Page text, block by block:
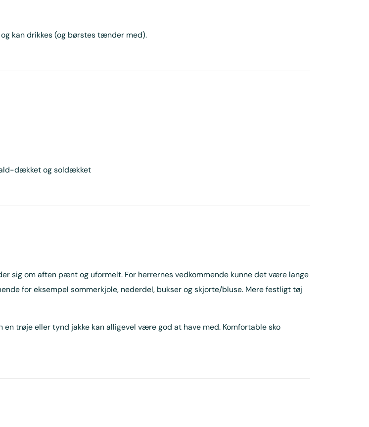
kan drikkes (og børstes tænder med).
dækket og soldækket
sig om aften pænt og uformelt. For herrernes vedkommende kunne det være lange
for eksempel sommerkjole, nederdel, bukser og skjorte/bluse. Mere festligt tøj
trøje eller tynd jakke kan alligevel være god at have med. Komfortable sko